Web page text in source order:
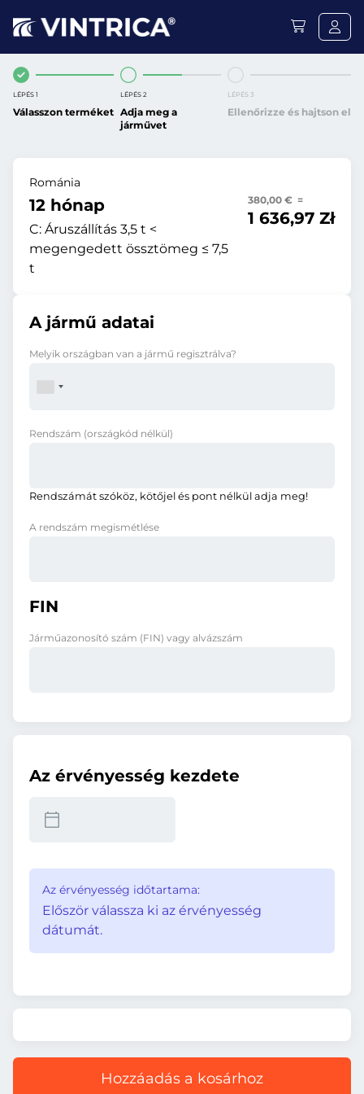
LÉPÉS 1
Válasszon terméket
LÉPÉS 2
Adja meg a
járművet
LÉPÉS 3
Ellenőrizze és hajtson el
Románia
12 hónap
C: Áruszállítás 3,5 t <
megengedett össztömeg ≤ 7,5
t
380,00 € =
1 636,97 Zł
A jármű adatai
Melyik országban van a jármű regisztrálva?
Rendszám (országkód nélkül)
Rendszámát szóköz, kötőjel és pont nélkül adja meg!
A rendszám megismétlése
FIN
Járműazonosító szám (FIN) vagy alvázszám
Az érvényesség kezdete
Az érvényesség időtartama:
Először válassza ki az érvényesség
dátumát.
Hozzáadás a kosárhoz